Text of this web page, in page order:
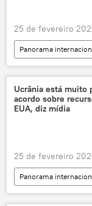
25 de fevereiro
Panorama
Rússia
Donald Trump
França
Ucrânia está muito
acordo sobre
EUA, diz mídia
25 de fevereiro
Panorama
Donald Trump